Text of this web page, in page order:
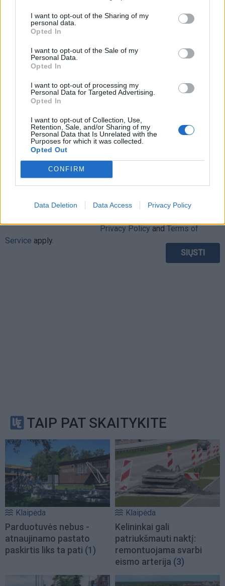
I want to opt-out of the Sharing of my
personal data.
Opted In
I want to opt-out of the Sale of my
Personal Data.
Opted In
I want to opt-out of processing my
Personal Data for Targeted Advertising.
Opted In
I want to opt-out of Collection, Use,
Retention, Sale, and/or Sharing of my
Personal Data that Is Unrelated with the
Purposes for which it was collected.
Opted Out
CONFIRM
Data Deletion Data Access Privacy Policy
Rašyti komentarą
Jūsų vardas
Komentaras
taisyklėmis
This site is protected by
Privacy PolicyandTerms of
Service apply.
TAIP PAT SKAITYKITE
Klaipėda
Parduotuvės nebus -
atnaujinamo pastato
paskirtis liks ta pati (1)
Klaipėda
Kelininkai gali
patriukšmauti naktį:
remontuojama svarbi
eismo arterija (3)